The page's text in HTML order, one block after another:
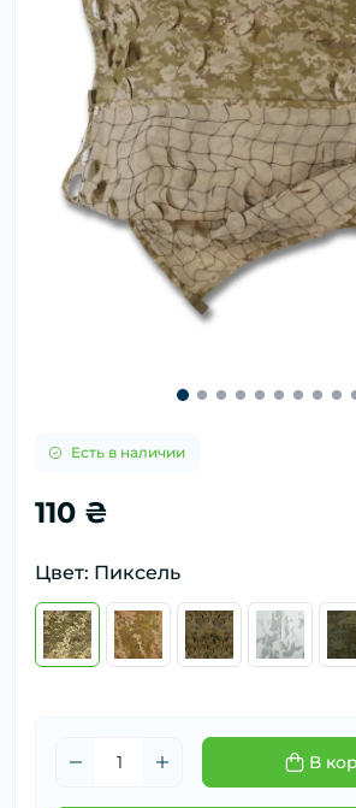
Есть в наличии
110 ₴
Цвет: Пиксель
В